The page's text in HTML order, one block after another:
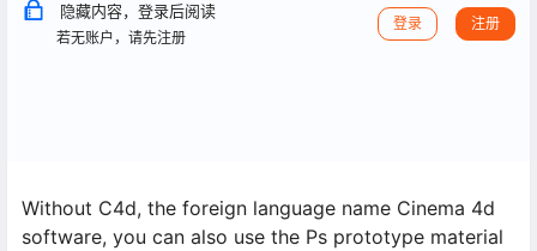
隐藏内容，登录后阅读
若无账户，请先注册
登录 注册
Without C4d, the foreign language name Cinema 4d
software, you can also use the Ps prototype material